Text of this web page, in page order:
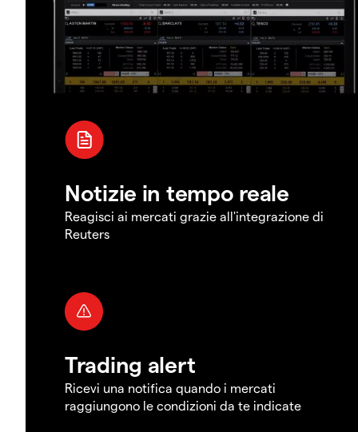
Notizie in tempo reale
Reagisci ai mercati grazie all'integrazione di
Reuters
Trading alert
Ricevi una notifica quando i mercati
raggiungono le condizioni da te indicate